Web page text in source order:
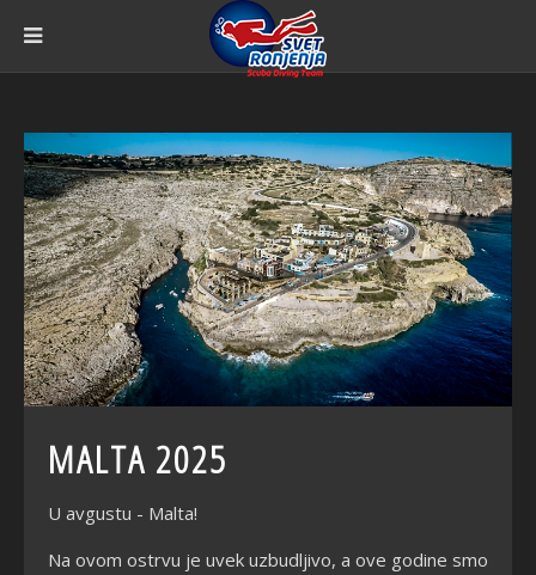
MALTA 2025
U avgustu - Malta!
Na ovom ostrvu je uvek uzbudljivo, a ove godine smo